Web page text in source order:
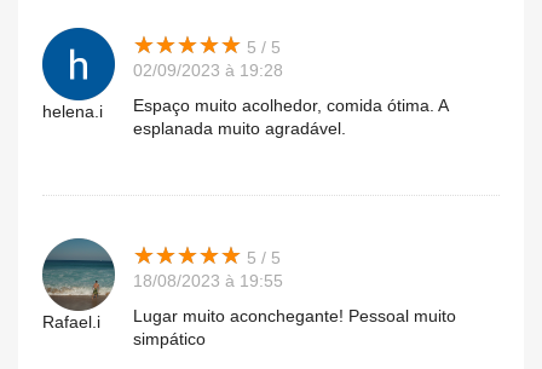
helena.i
★★★★★
★★★★★ 5 / 5
02/09/2023 à 19:28
Espaço muito acolhedor, comida ótima. A
esplanada muito agradável.
Rafael.i
★★★★★
★★★★★ 5 / 5
18/08/2023 à 19:55
Lugar muito aconchegante! Pessoal muito
simpático